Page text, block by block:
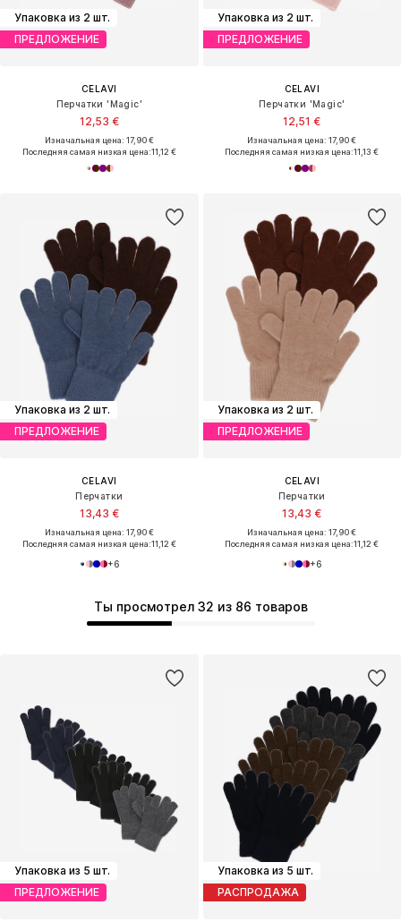
Упаковка из 2 шт.
ПРЕДЛОЖЕНИЕ
CELAVI
Перчатки 'Magic'
12,53 €
Изначальная цена: 17,90 €
Последняя самая низкая цена:11,12 €
Упаковка из 2 шт.
ПРЕДЛОЖЕНИЕ
CELAVI
Перчатки 'Magic'
12,51 €
Изначальная цена: 17,90 €
Последняя самая низкая цена:11,13 €
Упаковка из 2 шт.
ПРЕДЛОЖЕНИЕ
CELAVI
Перчатки
13,43 €
Изначальная цена: 17,90 €
Последняя самая низкая цена:11,12 €
+6
Ты просмотрел 32 из 86 товаров
Упаковка из 2 шт.
ПРЕДЛОЖЕНИЕ
CELAVI
Перчатки
13,43 €
Изначальная цена: 17,90 €
Последняя самая низкая цена:11,12 €
+6
Упаковка из 5 шт.
ПРЕДЛОЖЕНИЕ
Упаковка из 5 шт.
РАСПРОДАЖА